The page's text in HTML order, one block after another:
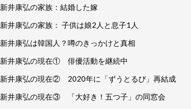
新井康弘の家族：結婚した嫁
新井康弘の家族： 子供は娘2人と息子1人
新井康弘は韓国人？噂のきっかけと真相
新井康弘の現在① 俳優活動を継続中
新井康弘の現在② 2020年に「ずうとるび」再結成
新井康弘の現在③ 「大好き！五つ子」の同窓会